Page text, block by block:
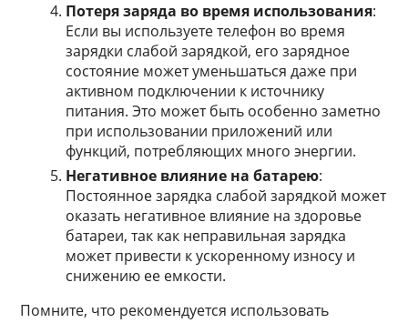
Потеря заряда во время использования:
Если вы используете телефон во время
зарядки слабой зарядкой, его зарядное
состояние может уменьшаться даже при
активном подключении к источнику
питания. Это может быть особенно заметно
при использовании приложений или
функций, потребляющих много энергии.
Негативное влияние на батарею:
Постоянное зарядка слабой зарядкой может
оказать негативное влияние на здоровье
батареи, так как неправильная зарядка
может привести к ускоренному износу и
снижению ее емкости.
Помните, что рекомендуется использовать